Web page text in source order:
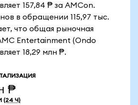
157,84 ₱ за AMCon.
в обращении 115,97 тыс.
что общая рыночная
Entertainment (Ondo
18,29 млн ₱.
₱
(24 Ч)